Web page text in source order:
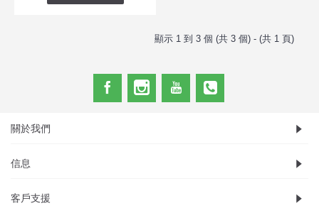
顯示 1 到 3 個 (共 3 個) - (共 1 頁)
關於我們
信息
客戶支援